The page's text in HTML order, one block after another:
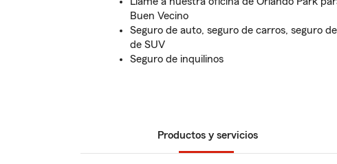
Buen Vecino
Seguro de auto, seguro de carros, seguro
de SUV
Seguro de inquilinos
Productos y servicios